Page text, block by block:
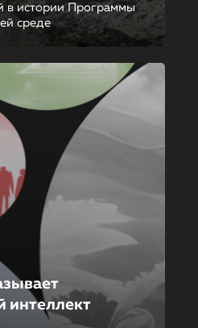
в истории Программы
среде
интеллект